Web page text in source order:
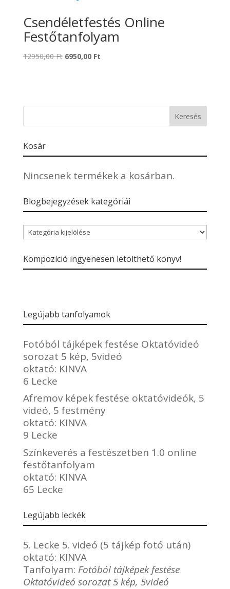
Csendéletfestés Online
Festőtanfolyam
12950,00Ft Original
6950,00 FtCurrent
Kosár
Nincsenek termékek a kosárban.
Blogbejegyzések kategóriái
Blogbejegyzések
kategóriái
Kompozíció ingyenesen letölthető könyv!
Legújabb tanfolyamok
Fotóból tájképek festése Oktatóvideó
sorozat 5 kép, 5videó
oktató: KINVA
6 Lecke
Afremov képek festése oktatóvideók, 5
videó, 5 festmény
oktató: KINVA
9 Lecke
Színkeverés a festészetben 1.0 online
festőtanfolyam
oktató: KINVA
65 Lecke
Legújabb leckék
5. Lecke 5. videó (5 tájkép fotó után)
oktató: KINVA
Tanfolyam: Fotóból tájképek festése
Oktatóvideó sorozat 5 kép, 5videó